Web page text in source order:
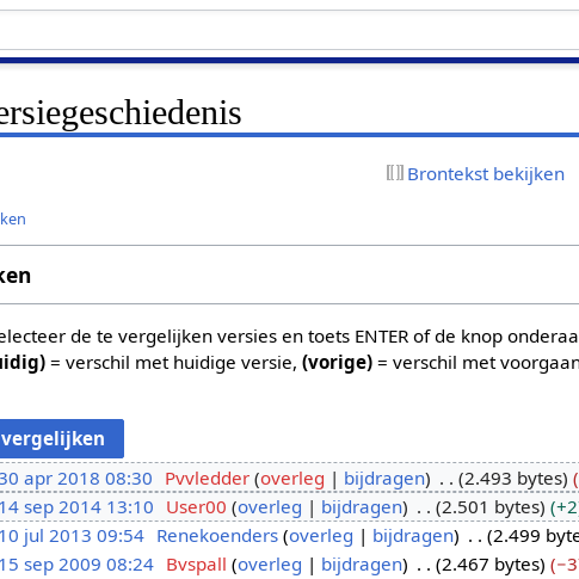
Brontekst bekijken
de te vergelijken versies en toets ENTER of de knop
= verschil met huidige versie,(vorige) = verschil met
apr 2018 08:30 Pvvledder overleg bijdragen 2.493 bytes
14 sep 2014 13:10 User00 overleg bijdragen 2.501 bytes
+2
10 jul 2013 09:54 Renekoenders overleg bijdragen 2.499
15 sep 2009 08:24 Bvspall overleg bijdragen 2.467 bytes